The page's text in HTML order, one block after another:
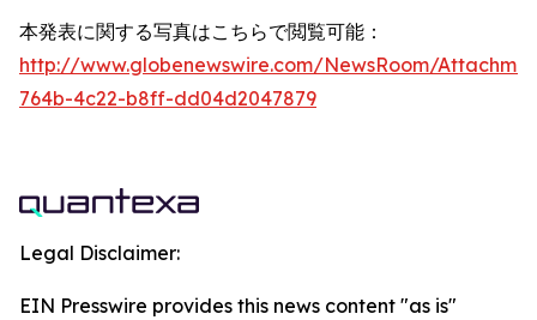
本発表に関する写真はこちらで閲覧可能：
http://www.globenewswire.com/NewsRoom/
764b-4c22-b8ff-dd04d2047879
Legal Disclaimer:
EIN Presswire provides this news content "as is"